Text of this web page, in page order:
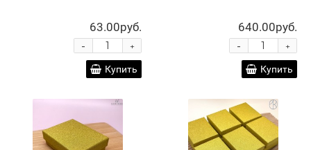
63.00руб.
+
-
Купить
640.00руб.
+
-
Купить